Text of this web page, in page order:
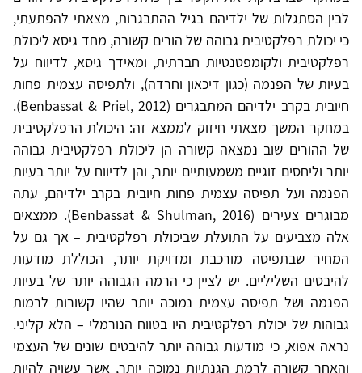
לבין הסתגלות של ילדיהם בגיל ההתבגרות, מצאתי להפתעתי,
כי יכולת רפלקטיבית גבוהה של הורים קשורה, מחד גיסא ליכולת
רפלקטיבית ולקומפטנטיות חברתית, ומאידך גיסא, לדיווח על
בעיות של הפנמה (כגון דיכאון וחרדה), ולתפיסה עצמית פחות
חיובית בקרב ילדיהם המתבגרים (Benbassat & Priel, 2012).
במחקר המשך מצאתי חיזוק לממצא זה: היכולת הרפלקטיבית
של ההורים שוב נמצאה קשורה הן ליכולת רפלקטיבית גבוהה
יותר וליחסים זוגיים משמעותיים יותר, והן לדיווח על יותר בעיות
הפנמה ועל תפיסה עצמית פחות חיובית בקרב ילדיהם, עתה
מבוגרים צעירים (Benbassat & Shulman, 2016). ממצאים
אלה מצביעים על התועלת שביכולת רפלקטיבית – אך גם על
המחיר שבתפיסה מורכבת ומדויקת יותר, הכוללת מודעות
להיבטים השליליים. יש לציין כי הרמה הגבוהה יותר של בעיות
הפנמה ושל תפיסה עצמית נמוכה יותר שהיו קשורות לרמות
גבוהות של יכולת רפלקטיבית היו בטווח הנורמלי – הלא קליני.
נראה אפוא, כי מודעות גבוהה יותר להיבטים שונים של העצמי
והאחר קשורה לרמת הגנתיות נמוכה יותר, אשר עשויה להיות